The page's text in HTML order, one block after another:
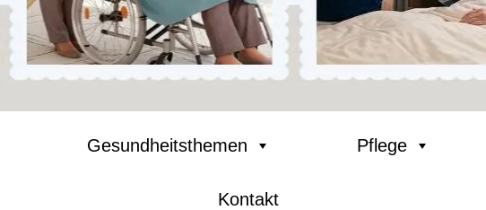
Gesundheitsthemen Pflege
Kontakt